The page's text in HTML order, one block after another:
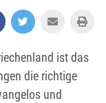
ist das
die richtige
und